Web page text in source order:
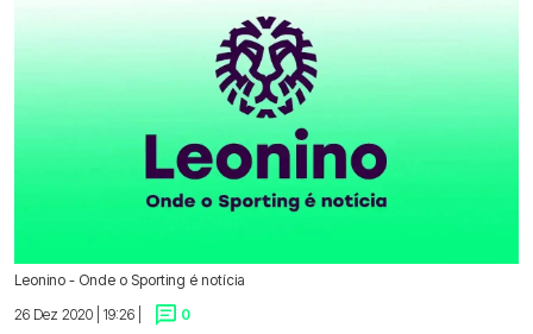
Leonino - Onde o Sporting é notícia
26 Dez 2020 | 19:26 |
0